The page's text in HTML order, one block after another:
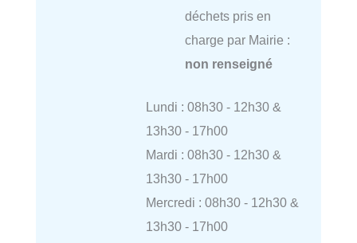
déchets pris en
charge par Mairie :
non renseigné
Lundi : 08h30 - 12h30 &
13h30 - 17h00
Mardi : 08h30 - 12h30 &
13h30 - 17h00
Mercredi : 08h30 - 12h30 &
13h30 - 17h00